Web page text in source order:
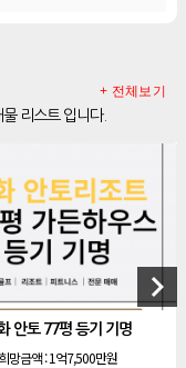
리스트 입니다.
+ 전체보기
안토 77평 등기 기명
망금액 :1억7,500만원
keyboard_arrow_right